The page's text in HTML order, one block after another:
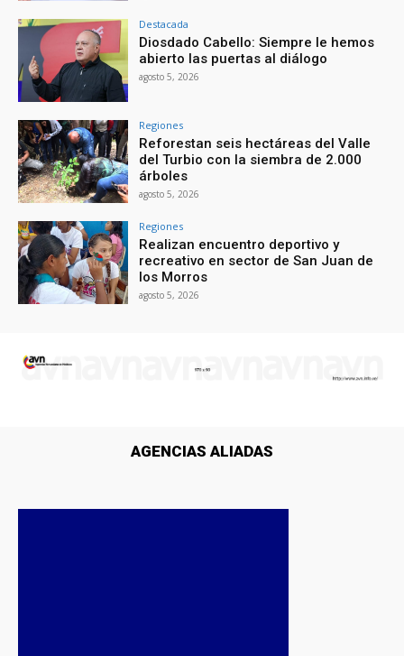
Destacada
Diosdado Cabello: Siempre le hemos
abierto las puertas al diálogo
agosto 5, 2026
Regiones
Reforestan seis hectáreas del Valle
del Turbio con la siembra de 2.000
árboles
agosto 5, 2026
Regiones
Realizan encuentro deportivo y
recreativo en sector de San Juan de
los Morros
agosto 5, 2026
AGENCIAS ALIADAS